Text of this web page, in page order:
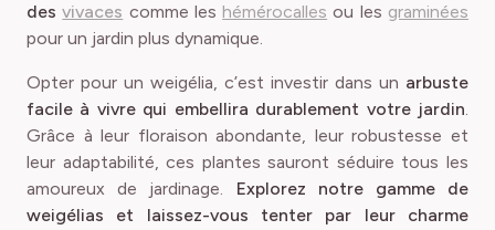
desvivaces comme les hémérocalles ou les graminées
pour un jardin plus dynamique.
Opter pour un weigélia, c’est investir dans un arbuste
facile à vivre qui embellira durablement votre jardin.
Grâce à leur floraison abondante, leur robustesse et
leur adaptabilité, ces plantes sauront séduire tous les
amoureux de jardinage. Explorez notre gamme de
weigélias et laissez-vous tenter par leur charme